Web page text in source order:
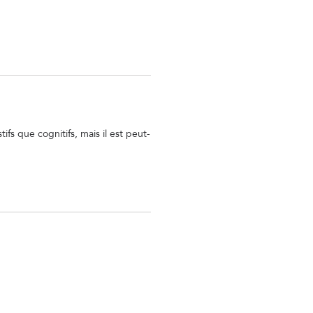
que cognitifs, mais il est peut-